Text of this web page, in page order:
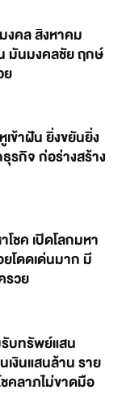
งคล สิงหาคม
มันมงคลชัย ฤกษ์
ย
ข้าฝัน ยิ่งขยันยิ่ง
รกิจ ก่อร่างสร้าง
ชค เปิดโลกมหา
โดดเด่นมาก มี
รวย
บทรัพย์แสน
งินแสนล้าน ราย
คลาภไม่ขาดมือ